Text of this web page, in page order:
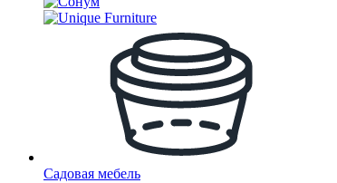
Садовая мебель